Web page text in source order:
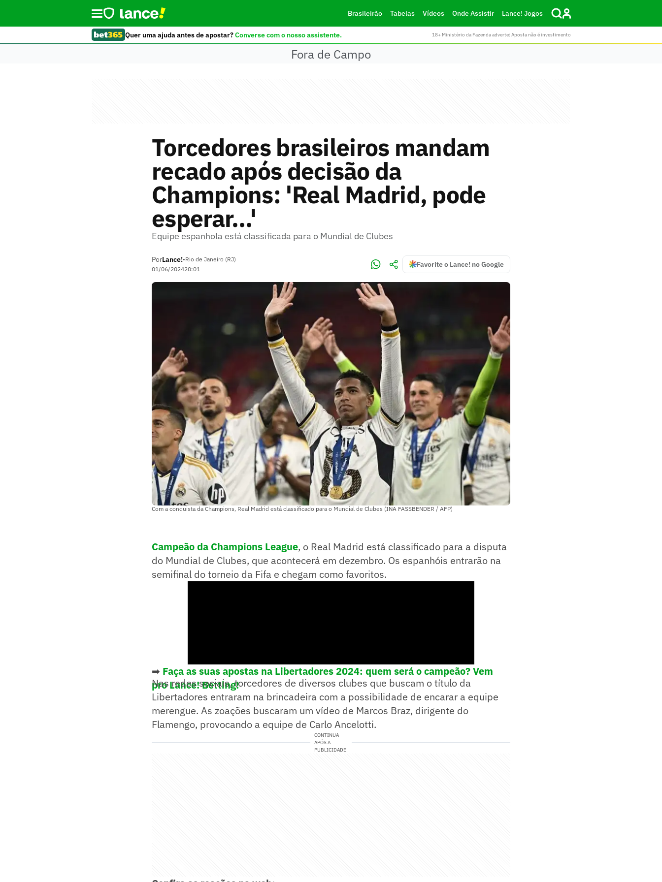
Brasileirão Tabelas Vídeos Onde Assistir Lance! Jogos
Quer uma ajuda antes de apostar?Converse com o nosso assistente. 18+ Ministério da Fazenda adverte: Aposta não é investimento
Fora de Campo
Torcedores brasileiros mandam
recado após decisão da
Champions: 'Real Madrid, pode
esperar…'
Equipe espanhola está classificada para o Mundial de Clubes
PorLance!•Rio de Janeiro (RJ)
01/06/202420:01
Favorite o Lance! no Google
Com a conquista da Champions, Real Madrid está classificado para o Mundial de Clubes (INA FASSBENDER / AFP)
Campeão da Champions League, o Real Madrid está classificado para a disputa
do Mundial de Clubes, que acontecerá em dezembro. Os espanhóis entrarão na
semifinal do torneio da Fifa e chegam como favoritos.
➡ Faça as suas apostas na Libertadores 2024: quem será o campeão? Vem
pro Lance! Betting!
Nas redes sociais, torcedores de diversos clubes que buscam o título da
Libertadores entraram na brincadeira com a possibilidade de encarar a equipe
merengue. As zoações buscaram um vídeo de Marcos Braz, dirigente do
Flamengo, provocando a equipe de Carlo Ancelotti.
CONTINUA
APÓS A
PUBLICIDADE